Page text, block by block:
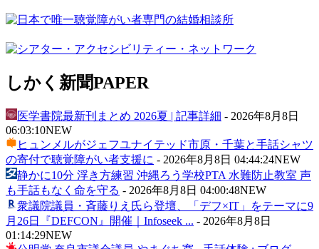
しかく新聞PAPER
医学書院最新刊まとめ 2026夏 | 記事詳細 - 2026年8月8日
06:03:10NEW
ヒュンメルがジェフユナイテッド市原・千葉と手話シャツ
の寄付で聴覚障がい者支援に - 2026年8月8日 04:44:24NEW
静かに10分 浮き方練習 沖縄ろう学校PTA 水難防止教室 声
も手話もなく命を守る - 2026年8月8日 04:00:48NEW
衆議院議員・斉藤りえ氏ら登壇、「デフ×IT」をテーマに9
月26日『DEFCON』開催｜Infoseek ... - 2026年8月8日
01:14:29NEW